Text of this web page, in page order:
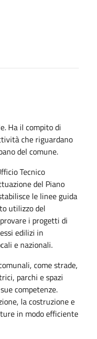
Ha il compito di
che riguardano
del comune.
Tecnico
del Piano
le linee guida
utilizzo del
i progetti di
edilizi in
e nazionali.
come strade,
parchi e spazi
competenze.
la costruzione e
in modo efficiente